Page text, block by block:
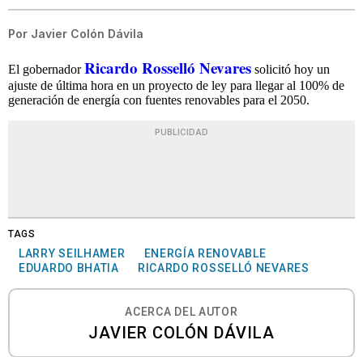
Por Javier Colón Dávila
El gobernadorRicardo Rosselló Nevares solicitó hoy un
ajuste de última hora en un proyecto de ley para llegar al 100% de
generación de energía con fuentes renovables para el 2050.
PUBLICIDAD
TAGS
LARRY SEILHAMER
ENERGÍA RENOVABLE
EDUARDO BHATIA
RICARDO ROSSELLÓ NEVARES
ACERCA DEL AUTOR
JAVIER COLÓN DÁVILA